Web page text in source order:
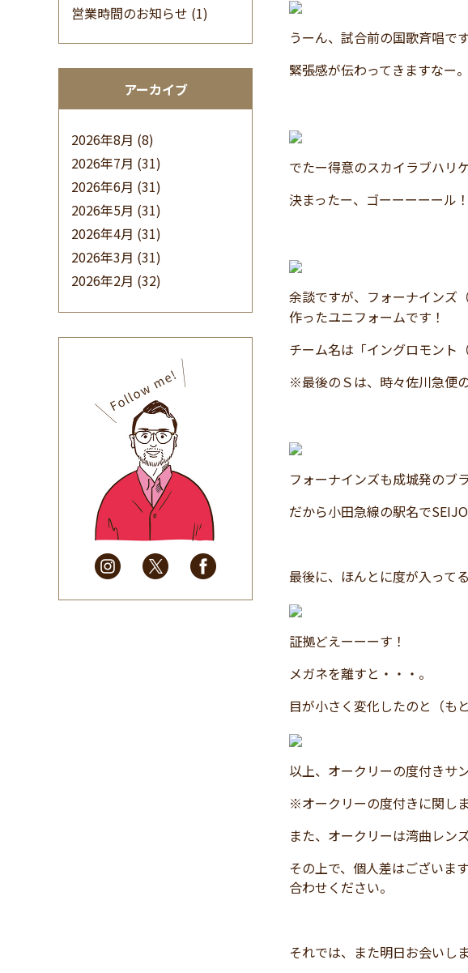
営業時間のお知らせ (1)
アーカイブ
2026年8月 (8)
2026年7月 (31)
2026年6月 (31)
2026年5月 (31)
2026年4月 (31)
2026年3月 (31)
2026年2月 (32)
(32)
2025年9月(30)
2025年8月(31)
2025年7月(37)
2025年6月(48)
2025年5月
(41)
2025年4月
(32)
2025年3月(31)
2025年2月
(28)
2025年1月
(34)
うーん、試合前の国歌斉唱で
緊張感が伝わってきますなー。
でたー得意のスカイラブハリ
決まったー、ゴーーーーール
余談ですが、フォーナインズ
作ったユニフォームです！
チーム名は「イングロモント
※最後のＳは、時々佐川急便
フォーナインズも成城発のブ
だから小田急線の駅名で
最後に、ほんとに度が入って
証拠どえーーーす！
メガネを離すと・・・。
目が小さく変化したのと（も
以上、オークリーの度付きサ
※オークリーの度付きに関し
また、オークリーは湾曲レン
その上で、個人差はございま
合わせください。
それでは、また明日お会いし